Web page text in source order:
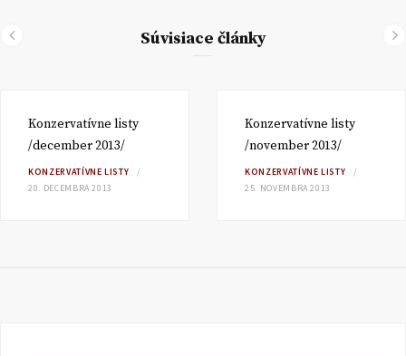
Súvisiace články
Konzervatívne listy
/december 2013/
KONZERVATÍVNE LISTY
20. DECEMBRA 2013
Konzervatívne listy
/november 2013/
KONZERVATÍVNE LISTY
25. NOVEMBRA 2013